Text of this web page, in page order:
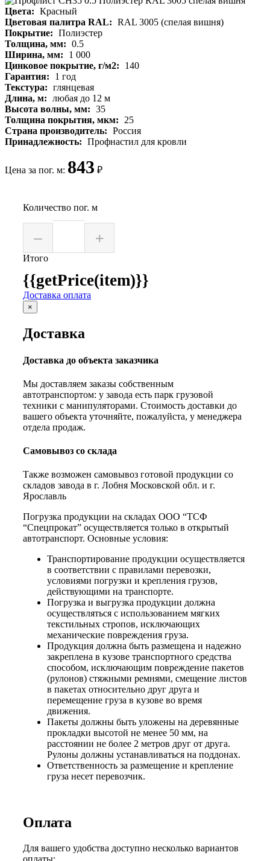
Цвета: Красный
Цветовая палитра RAL: RAL 3005 (спелая вишня)
Покрытие: Полиэстер
Толщина, мм: 0.5
Ширина, мм:
1 000
Цинковое покрытие, г/м2:
140
Гарантия:
1 год
Текстура: глянцевая
Длина, м: любая до 12 м
Высота волны, мм: 35
Толщина покрытия, мкм: 25
Страна производитель: Россия
Принадлежность: Профнастил для кровли
Цена за пог. м: 843 ₽
Количество пог. м
– +
Итого
{{getPrice(item)}}
Доставка оплата
×
Доставка
Доставка до объекта заказчика
Мы доставляем заказы собственным
автотранспортом: у завода есть парк грузовой
техники с манипуляторами. Стоимость доставки до
вашего объекта уточняйте, пожалуйста, у менеджера
отдела продаж.
Самовывоз со склада
Также возможен самовывоз готовой продукции со
складов завода в г. Лобня Московской обл. и г.
Ярославль
Погрузка продукции на складах ООО “ТСФ
“Спецпрокат” осуществляется только в открытый
автотранспорт. Основные условия:
Транспортирование продукции осуществляется
в соответствии с правилами перевозки,
условиями погрузки и крепления грузов,
действующими на транспорте.
Погрузка и выгрузка продукции должна
осуществляться с использованием мягких
текстильных стропов, исключающих
механические повреждения груза.
Продукция должна быть размещена и надежно
закреплена в кузове транспортного средства
способом, исключающим повреждение пакетов
(рулонов) стяжными ремнями, смещение листов
в пакетах относительно друг друга и
перемещение груза в кузове во время
движения.
Пакеты должны быть уложены на деревянные
прокладки высотой не менее 50 мм, на
расстоянии не более 2 метров друг от друга.
Рулоны должны устанавливаться на поддонах.
Ответственность за размещение и крепление
груза несет перевозчик.
Оплата
Для вашего удобства доступно несколько вариантов